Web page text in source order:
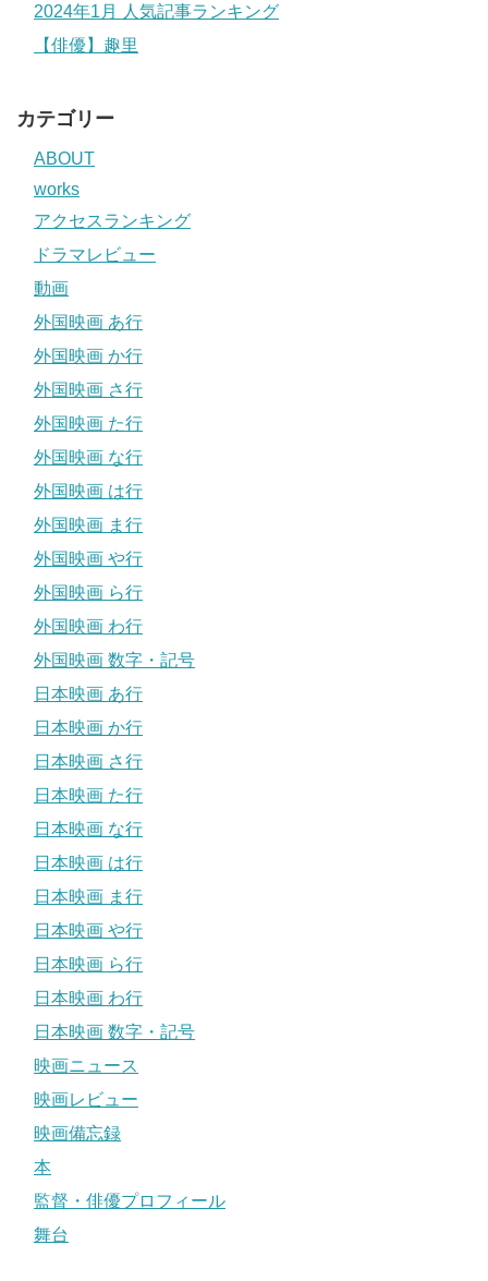
2024年1月 人気記事ランキング
【俳優】趣里
カテゴリー
ABOUT
works
アクセスランキング
ドラマレビュー
動画
外国映画 あ行
外国映画 か行
外国映画 さ行
外国映画 た行
外国映画 な行
外国映画 は行
外国映画 ま行
外国映画 や行
外国映画 ら行
外国映画 わ行
外国映画 数字・記号
日本映画 あ行
日本映画 か行
日本映画 さ行
日本映画 た行
日本映画 な行
日本映画 は行
日本映画 ま行
日本映画 や行
日本映画 ら行
日本映画 わ行
日本映画 数字・記号
映画ニュース
映画レビュー
映画備忘録
本
監督・俳優プロフィール
舞台